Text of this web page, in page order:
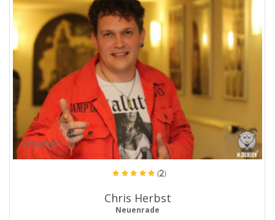
ProArtist
(2)
Chris Herbst
Neuenrade